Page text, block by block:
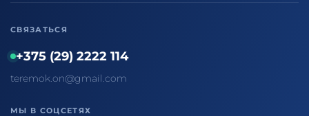
СВЯЗАТЬСЯ
+375 (29) 2222 114
teremok.on@gmail.com
МЫ В СОЦСЕТЯХ